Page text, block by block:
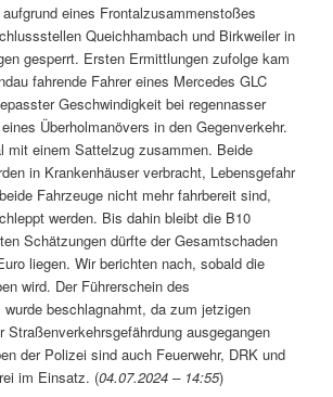
eines Frontalzusammenstoßes
Queichhambach und Birkweiler in
gesperrt. Ersten Ermittlungen zufolge kam
fahrende Fahrer eines Mercedes GLC
Geschwindigkeit bei regennasser
Überholmanövers in den Gegenverkehr.
mit einem Sattelzug zusammen. Beide
in Krankenhäuser verbracht, Lebensgefahr
Fahrzeuge nicht mehr fahrbereit sind,
werden. Bis dahin bleibt die B10
Schätzungen dürfte der Gesamtschaden
liegen. Wir berichten nach, sobald die
wird. Der Führerschein des
wurde beschlagnahmt, da zum jetzigen
Straßenverkehrsgefährdung ausgegangen
der Polizei sind auch Feuerwehr, DRK und
im Einsatz. (04.07.2024 – 14:55)